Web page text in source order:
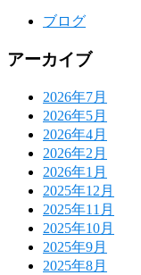
ブログ
アーカイブ
2026年7月
2026年5月
2026年4月
2026年2月
2026年1月
2025年12月
2025年11月
2025年10月
2025年9月
2025年8月